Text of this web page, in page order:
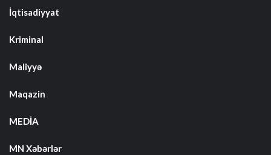
İqtisadiyyat
Kriminal
Maliyyə
Maqazin
MEDİA
MN Xəbərlər